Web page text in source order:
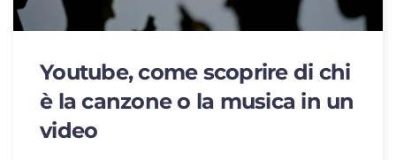
Youtube, come scoprire di chi
è la canzone o la musica in un
video